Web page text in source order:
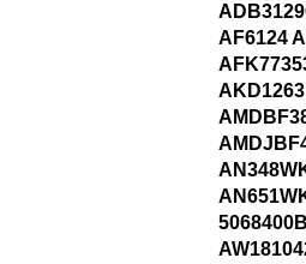
AF6124